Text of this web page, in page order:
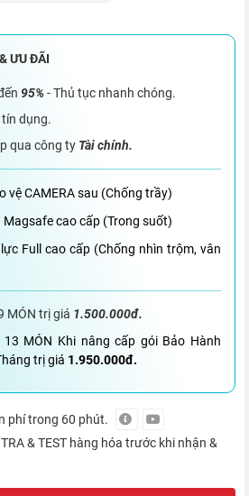
95%- Thủ tục nhanh chóng.
dụng.
qua công ty Tài chính.
vệ CAMERA sau (Chống trầy)
Magsafe cao cấp (Trong suốt)
Full cao cấp (Chống nhìn trộm, vân
MÓN trị giá 1.500.000đ.
13 MÓN Khi nâng cấp gói Bảo Hành
trị giá 1.950.000đ.
phí trong 60 phút.
& TEST hàng hóa trước khi nhận &